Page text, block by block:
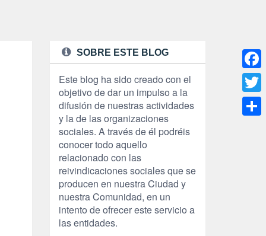
SOBRE ESTE BLOG
Este blog ha sido creado con el
objetivo de dar un impulso a la
difusión de nuestras actividades
y la de las organizaciones
sociales. A través de él podréis
conocer todo aquello
relacionado con las
reivindicaciones sociales que se
producen en nuestra Ciudad y
nuestra Comunidad, en un
intento de ofrecer este servicio a
las entidades.